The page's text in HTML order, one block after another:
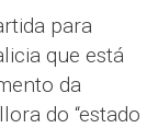
para
que está
da
do “estado